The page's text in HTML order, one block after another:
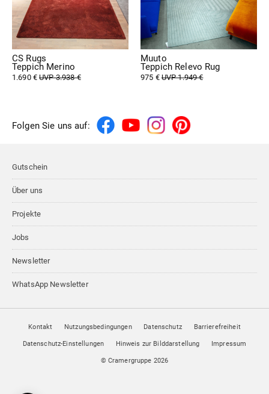
CS Rugs
Teppich Merino
1.690 €UVP 3.938 €
Muuto
Teppich Relevo Rug
975 €UVP 1.949 €
Folgen Sie uns auf:
Gutschein
Über uns
Projekte
Jobs
Newsletter
WhatsApp Newsletter
Kontakt Nutzungsbedingungen Datenschutz Barrierefreiheit
Datenschutz-Einstellungen Hinweis zur Bilddarstellung Impressum
© Cramergruppe 2026